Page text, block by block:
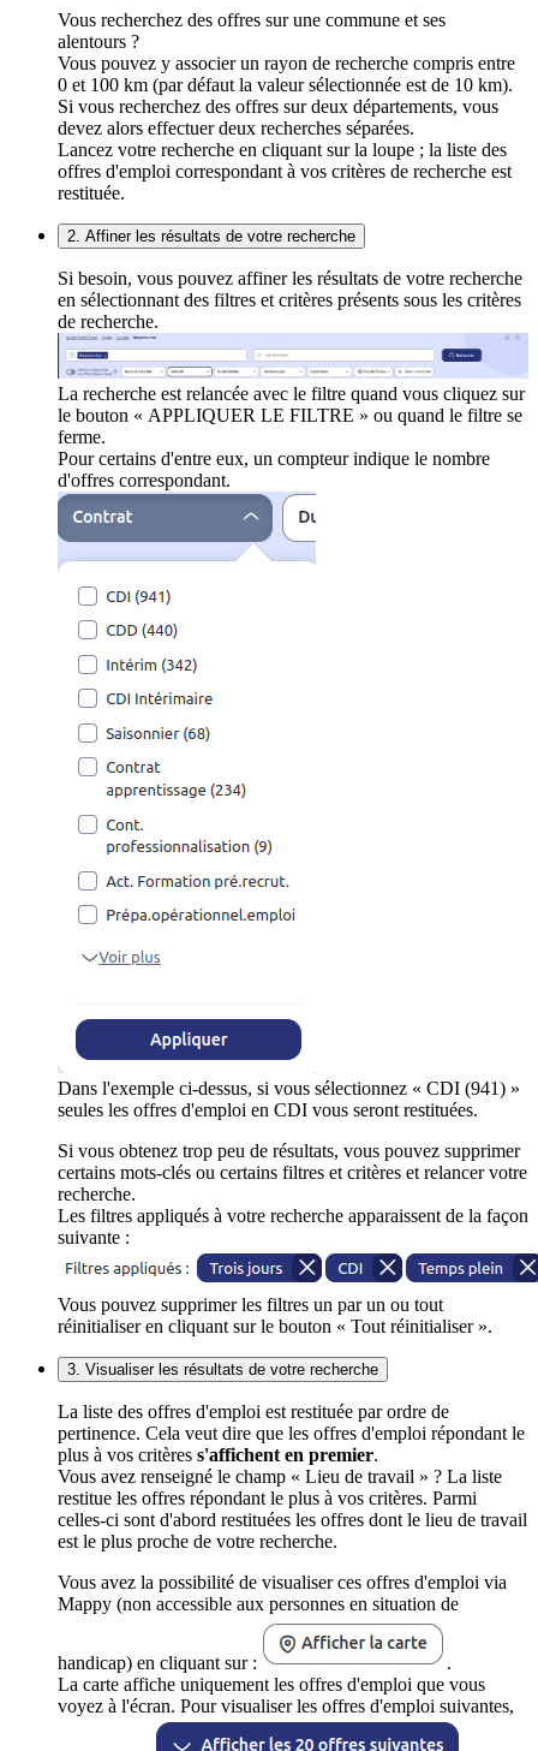
Vous recherchez des offres sur une commune et ses
alentours ?
Vous pouvez y associer un rayon de recherche compris entre
0 et 100 km (par défaut la valeur sélectionnée est de 10 km).
Si vous recherchez des offres sur deux départements, vous
devez alors effectuer deux recherches séparées.
Lancez votre recherche en cliquant sur la loupe ; la liste des
offres d'emploi correspondant à vos critères de recherche est
restituée.
2. Affiner les résultats de votre recherche
Si besoin, vous pouvez affiner les résultats de votre recherche
en sélectionnant des filtres et critères présents sous les critères
de recherche.
La recherche est relancée avec le filtre quand vous cliquez sur
le bouton « APPLIQUER LE FILTRE » ou quand le filtre se
ferme.
Pour certains d'entre eux, un compteur indique le nombre
d'offres correspondant.
Dans l'exemple ci-dessus, si vous sélectionnez « CDI (941) »
seules les offres d'emploi en CDI vous seront restituées.
Si vous obtenez trop peu de résultats, vous pouvez supprimer
certains mots-clés ou certains filtres et critères et relancer votre
recherche.
Les filtres appliqués à votre recherche apparaissent de la façon
suivante :
Vous pouvez supprimer les filtres un par un ou tout
réinitialiser en cliquant sur le bouton « Tout réinitialiser ».
3. Visualiser les résultats de votre recherche
La liste des offres d'emploi est restituée par ordre de
pertinence. Cela veut dire que les offres d'emploi répondant le
plus à vos critères s'affichent en premier.
Vous avez renseigné le champ « Lieu de travail » ? La liste
restitue les offres répondant le plus à vos critères. Parmi
celles-ci sont d'abord restituées les offres dont le lieu de travail
est le plus proche de votre recherche.
Vous avez la possibilité de visualiser ces offres d'emploi via
Mappy (non accessible aux personnes en situation de
handicap) en cliquant sur :
.
La carte affiche uniquement les offres d'emploi que vous
voyez à l'écran. Pour visualiser les offres d'emploi suivantes,